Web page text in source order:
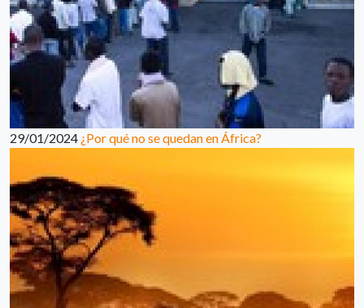
29/01/2024 ¿Por qué no se quedan en África?